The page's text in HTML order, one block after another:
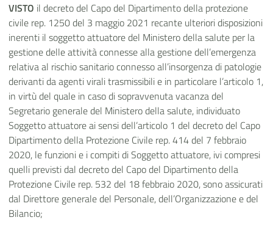
VISTO il decreto del Capo del Dipartimento della protezione
civile rep. 1250 del 3 maggio 2021 recante ulteriori disposizioni
inerenti il soggetto attuatore del Ministero della salute per la
gestione delle attività connesse alla gestione dell’emergenza
relativa al rischio sanitario connesso all’insorgenza di patologie
derivanti da agenti virali trasmissibili e in particolare l’articolo 1,
in virtù del quale in caso di sopravvenuta vacanza del
Segretario generale del Ministero della salute, individuato
Soggetto attuatore ai sensi dell’articolo 1 del decreto del Capo
Dipartimento della Protezione Civile rep. 414 del 7 febbraio
2020, le funzioni e i compiti di Soggetto attuatore, ivi compresi
quelli previsti dal decreto del Capo del Dipartimento della
Protezione Civile rep. 532 del 18 febbraio 2020, sono assicurati
dal Direttore generale del Personale, dell’Organizzazione e del
Bilancio;